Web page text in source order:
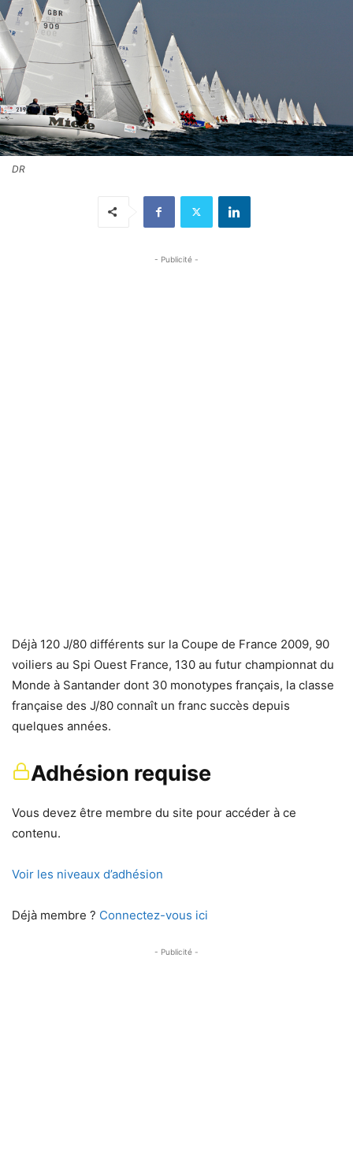
DR
- Publicité -
Déjà 120 J/80 différents sur la Coupe de France 2009, 90
voiliers au Spi Ouest France, 130 au futur championnat du
Monde à Santander dont 30 monotypes français, la classe
française des J/80 connaît un franc succès depuis
quelques années.
Adhésion requise
Vous devez être membre du site pour accéder à ce
contenu.
Voir les niveaux d’adhésion
Déjà membre ? Connectez-vous ici
- Publicité -